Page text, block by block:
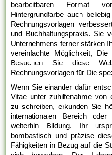
bearbeitbaren Format
Hintergrundfarbe auch
Rechnungsvorlagen
und Buchhaltungspraxis. Sie
Unternehmens ferner stärken
vereinfachte Möglichkeit,
Besuchen Sie diese
Rechnungsvorlagen für Die
Wenn Sie einander dafür
Vitae unter zuhilfenahme von
zu schreiben, erkunden Sie
internationalen Bereich
weiterhin Bildung. Ihr
bombastisch und präzise
Fähigkeiten in Bezug auf die